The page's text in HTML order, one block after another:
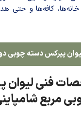
کافه‌ها و حتی
پیرکس دسته چوبی
فنی لیوان
مربع